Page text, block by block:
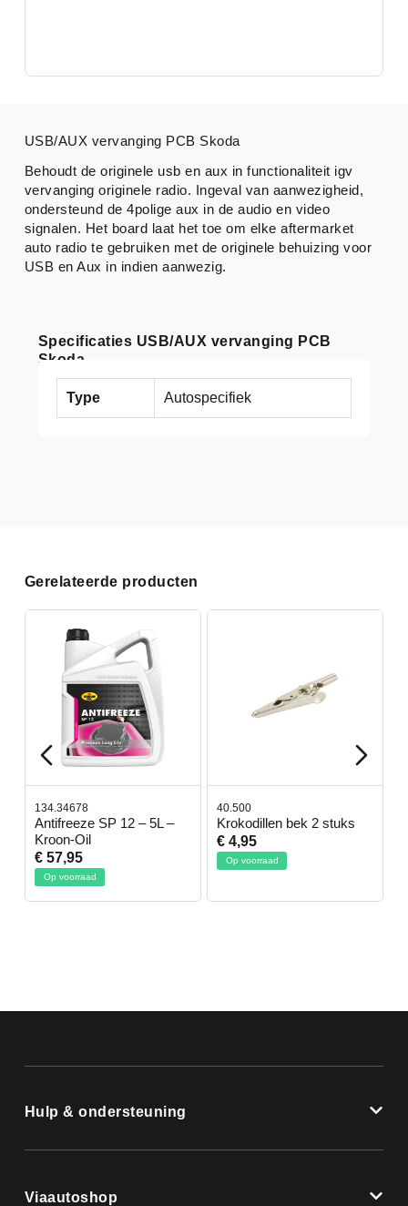
Specificaties USB/AUX vervanging PCB
Skoda
Type Autospecifiek
USB/AUX vervanging PCB Skoda
Behoudt de originele usb en aux in functionaliteit igv
vervanging originele radio. Ingeval van aanwezigheid,
ondersteund de 4polige aux in de audio en video
signalen. Het board laat het toe om elke aftermarket
auto radio te gebruiken met de originele behuizing voor
USB en Aux in indien aanwezig.
Gerelateerde producten
134.34678
Antifreeze SP 12 – 5L –
Kroon-Oil
€ 57,95
Op voorraad
40.500
Krokodillen bek 2 stuks
€ 4,95
Op voorraad
Hulp & ondersteuning
Viaautoshop